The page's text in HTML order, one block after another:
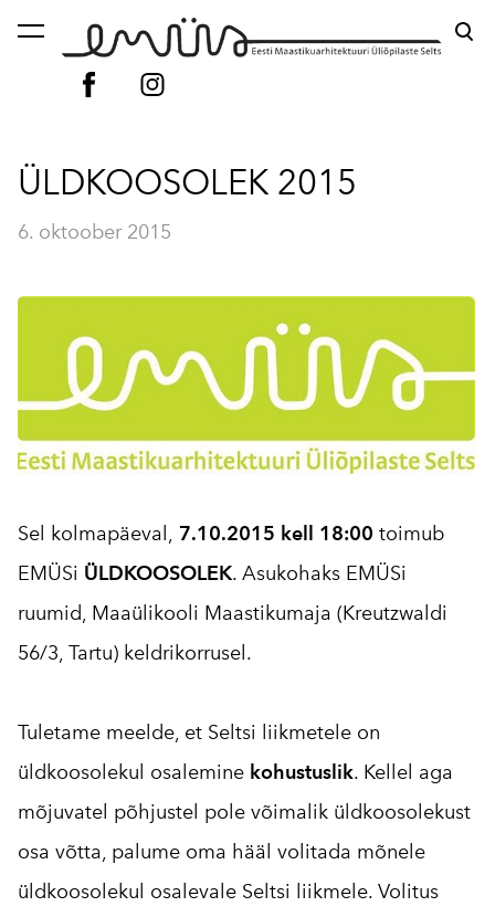
lisati ostukorvi. Vaata ostukorvi
ÜLDKOOSOLEK 2015
6. oktoober 2015
Sel kolmapäeval, 7.10.2015 kell 18:00 toimub
EMÜSi ÜLDKOOSOLEK. Asukohaks EMÜSi
ruumid, Maaülikooli Maastikumaja (Kreutzwaldi
56/3, Tartu) keldrikorrusel.
Tuletame meelde, et Seltsi liikmetele on
üldkoosolekul osalemine kohustuslik. Kellel aga
mõjuvatel põhjustel pole võimalik üldkoosolekust
osa võtta, palume oma hääl volitada mõnele
üldkoosolekul osalevale Seltsi liikmele. Volitus